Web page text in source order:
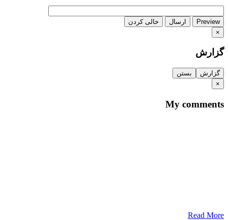
Preview ارسال
خالی کردن
×
گزارش
گزارش
بستن
×
My comments
Read More